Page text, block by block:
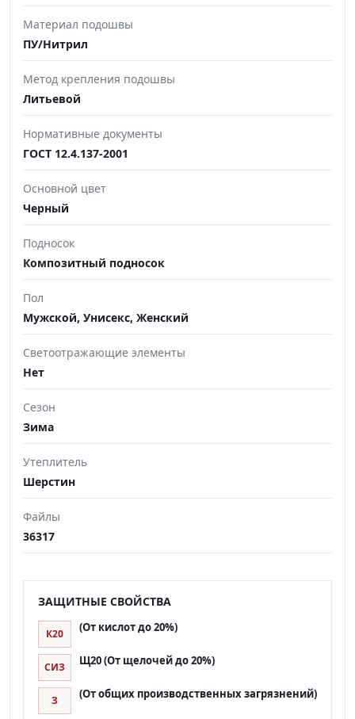
Материал подошвы
ПУ/Нитрил
Метод крепления подошвы
Литьевой
Нормативные документы
ГОСТ 12.4.137-2001
Основной цвет
Черный
Подносок
Композитный подносок
Пол
Мужской, Унисекс, Женский
Светоотражающие элементы
Нет
Сезон
Зима
Утеплитель
Шерстин
Файлы
36317
ЗАЩИТНЫЕ СВОЙСТВА
К20 (От кислот до 20%)
СИЗ Щ20 (От щелочей до 20%)
З (От общих производственных загрязнений)